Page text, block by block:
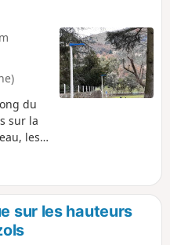
du
sur la
les
est
sur les hauteurs